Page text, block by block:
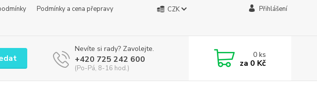
Podmínky a cena přepravy
CZK Přihlášení
Nevíte si rady? Zavolejte.
+420 725 242 600
(Po-Pá, 8-16 hod.)
0ks
za 0 Kč